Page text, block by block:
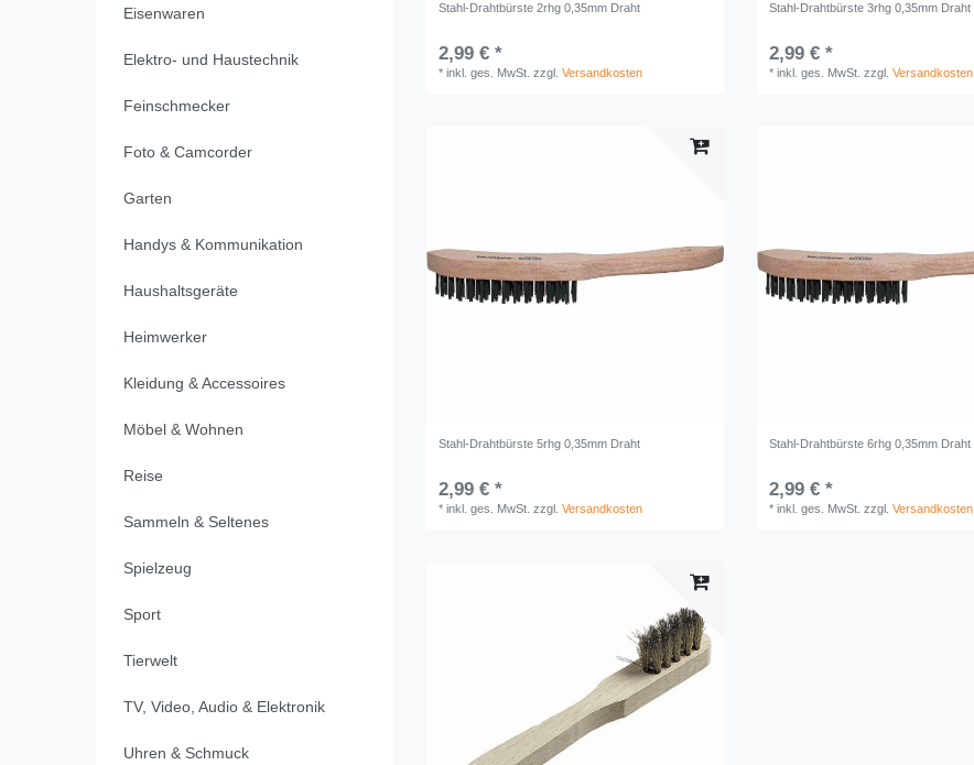
Eisenwaren
Elektro- und Haustechnik
Feinschmecker
Foto & Camcorder
Garten
Handys & Kommunikation
Haushaltsgeräte
Heimwerker
Kleidung & Accessoires
Möbel & Wohnen
Reise
Sammeln & Seltenes
Spielzeug
Sport
Tierwelt
TV, Video, Audio & Elektronik
Uhren & Schmuck
Stahl-Drahtbürste 2rhg 0,35mm Draht
2,99 € *
*inkl. ges. MwSt. zzgl.Versandkosten
Stahl-Drahtbürste 3rhg 0,35mm Draht
2,99 € *
*inkl. ges. MwSt. zzgl.Versandkosten
Stahl-Drahtbürste 5rhg 0,35mm Draht
2,99 € *
*inkl. ges. MwSt. zzgl.Versandkosten
Stahl-Drahtbürste 6rhg 0,35mm Draht
2,99 € *
*inkl. ges. MwSt. zzgl.Versandkosten